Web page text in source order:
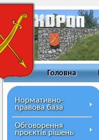
Головна
Нормативно-
правова база
Обговорення
проєктів рішень